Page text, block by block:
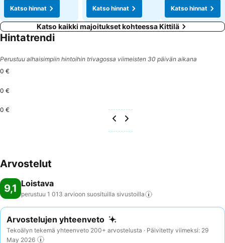
Katso hinnat
Katso hinnat
Katso hinnat
Katso kaikki majoitukset kohteessa Kittilä
Hintatrendi
Perustuu alhaisimpiin hintoihin trivagossa viimeisten 30 päivän aikana
0 €
0 €
0 €
Arvostelut
9,1 Loistava
perustuu 1 013 arvioon suosituilla sivustoilla
Arvostelujen yhteenveto
Tekoälyn tekemä yhteenveto 200+ arvostelusta · Päivitetty viimeksi: 29
May 2026